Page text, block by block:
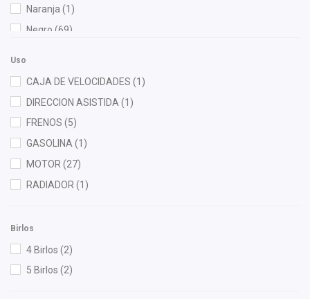
Good Go (1)
Hella(1)
Injetech (1)
Interfil (4)
ISAKA(11)
KEM(3)
Moresa
MOTORFIL
NGK(2)
Naranja (1)
Negro (69)
Uso
CAJA DE VELOCIDADES (1)
DIRECCION ASISTIDA (1)
FRENOS (5)
GASOLINA(1)
MOTOR (27)
RADIADOR (1)
Birlos
4 Birlos (2)
5 Birlos (2)